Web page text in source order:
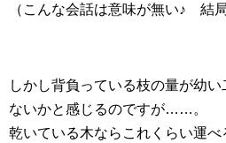
（こんな会話は意味が無い♪ 結
しかし背負っている枝の量が幼
ないかと感じるのですが……。
乾いている木ならこれくらい運